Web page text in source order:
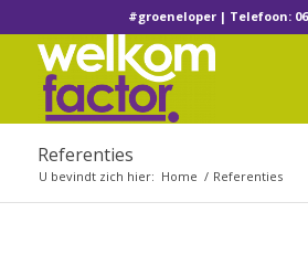
#groeneloper | Telefoon: 06-
Referenties
U bevindt zich hier: Home / Referenties